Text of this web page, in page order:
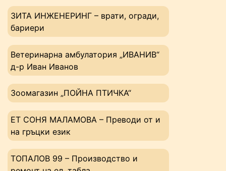
ЗИТА ИНЖЕНЕРИНГ – врати, огради,
бариери
Ветеринарна амбулатория „ИВАНИВ“
д-р Иван Иванов
Зоомагазин „ПОЙНА ПТИЧКА“
ЕТ СОНЯ МАЛАМОВА – Преводи от и
на гръцки език
ТОПАЛОВ 99 – Производство и